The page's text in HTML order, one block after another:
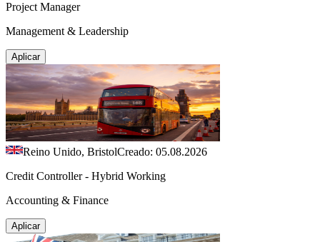
Project Manager
Management & Leadership
Aplicar
Reino Unido, BristolCreado: 05.08.2026
Credit Controller - Hybrid Working
Accounting & Finance
Aplicar